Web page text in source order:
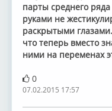
парты среднего
руками не
раскрытыми
что теперь вместо
ними на переменах
0
07.02.2015 17:57